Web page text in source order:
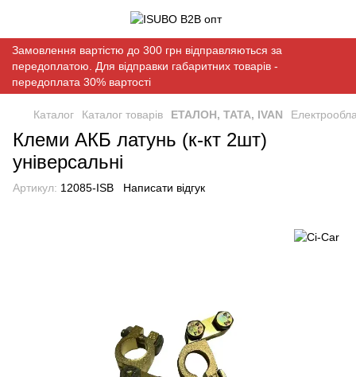
Замовлення вартістю до 300 грн відправляються за
передоплатою. Для відправки габаритних товарів -
передоплата 30% вартості
Каталог Каталог товарів ЕТАЛОН, ТАТА, IVAN
Клеми АКБ латунь (к-кт 2шт)
універсальні
Артикул: 12085-ISB Написати відгук